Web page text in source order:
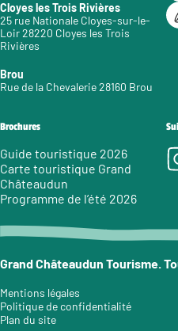
Cloyes les Trois Rivières
25 rue Nationale Cloyes-sur-le-
Loir 28220 Cloyes les Trois
Rivières
Brou
Rue de la Chevalerie 28160 Brou
Brochures
Guide touristique 2026
Carte touristique Grand
Châteaudun
Programme de l’été 2026
Grand Châteaudun Tourisme.
Mentions légales
Politique de confidentialité
Plan du site